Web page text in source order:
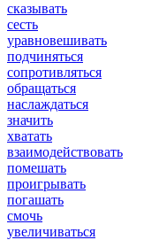
сказывать
сесть
уравновешивать
подчиняться
сопротивляться
обращаться
наслаждаться
значить
хватать
взаимодействовать
помешать
проигрывать
погашать
смочь
увеличиваться